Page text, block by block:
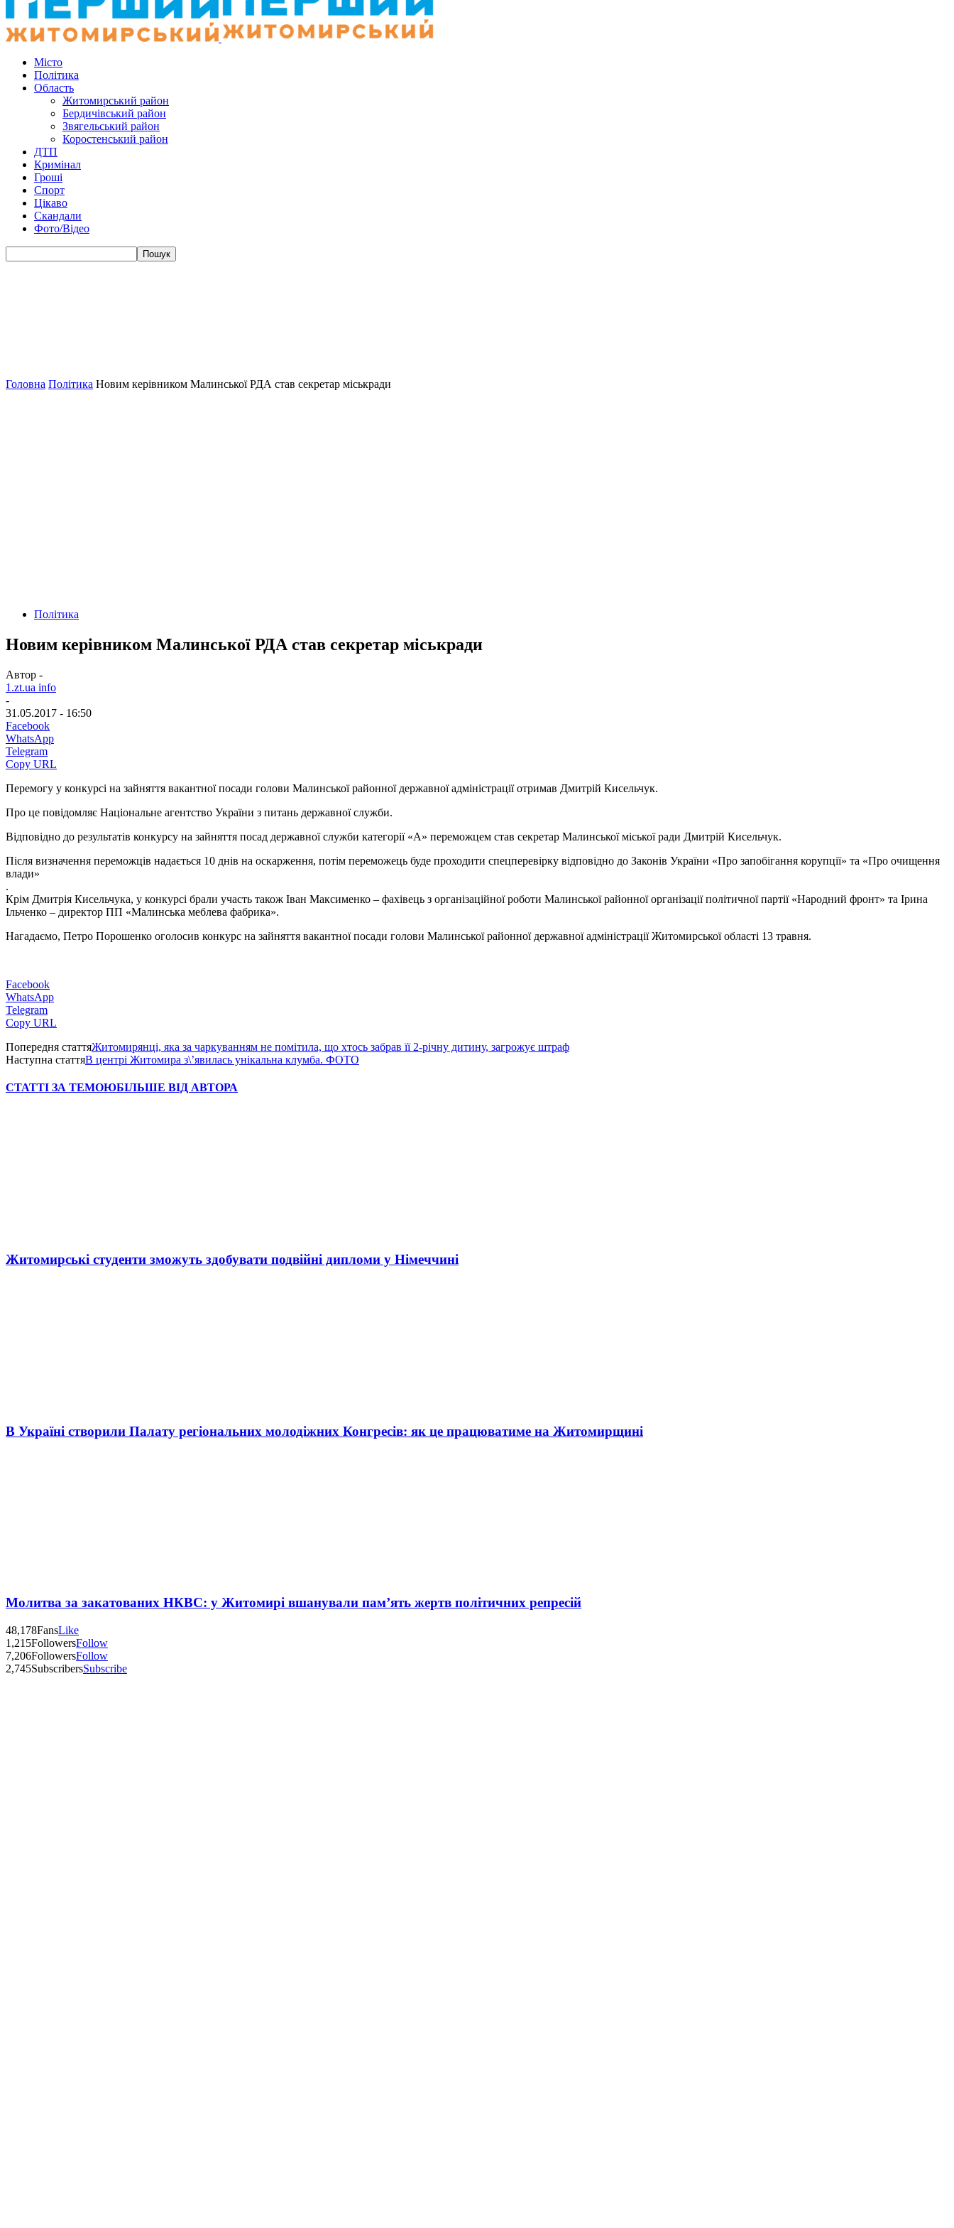
Місто
Політика
Область
Житомирський район
Бердичівський район
Звягельський район
Коростенський район
ДТП
Кримінал
Гроші
Спорт
Цікаво
Скандали
Фото/Відео
Головна Політика Новим керівником Малинської РДА став секретар міськради
Політика
Новим керівником Малинської РДА став секретар міськради
Автор -
1.zt.ua info
-
31.05.2017 - 16:50
Facebook
WhatsApp
Telegram
Copy URL
Перемогу у конкурсі на зайняття вакантної посади голови Малинської районної державної адміністрації отримав Дмитрій Кисельчук.
Про це повідомляє Національне агентство України з питань державної служби.
Відповідно до результатів конкурсу на зайняття посад державної служби категорії «А» переможцем став секретар Малинської міської ради Дмитрій Кисельчук.
Після визначення переможців надається 10 днів на оскарження, потім переможець буде проходити спецперевірку відповідно до Законів України «Про запобігання корупції» та «Про очищення
влади»
.
Крім Дмитрія Кисельчука, у конкурсі брали участь також Іван Максименко – фахівець з організаційної роботи Малинської районної організації політичної партії «Народний фронт» та Ірина
Ільченко – директор ПП «Малинська меблева фабрика».
Нагадаємо, Петро Порошенко оголосив конкурс на зайняття вакантної посади голови Малинської районної державної адміністрації Житомирської області 13 травня.
Facebook
WhatsApp
Telegram
Copy URL
Попередня статтяЖитомирянці, яка за чаркуванням не помітила, що хтось забрав її 2-річну дитину, загрожує штраф
Наступна статтяВ центрі Житомира з\’явилась унікальна клумба. ФОТО
СТАТТІ ЗА ТЕМОЮБІЛЬШЕ ВІД АВТОРА
Житомирські студенти зможуть здобувати подвійні дипломи у Німеччині
В Україні створили Палату регіональних молодіжних Конгресів: як це працюватиме на Житомирщині
Молитва за закатованих НКВС: у Житомирі вшанували пам’ять жертв політичних репресій
48,178FansLike
1,215FollowersFollow
7,206FollowersFollow
2,745SubscribersSubscribe